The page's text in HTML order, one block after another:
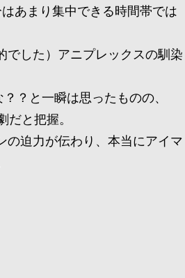
あまり集中できる時間帯では
でした）アニプレックスの馴染
？と一瞬は思ったものの、
と把握。
の迫力が伝わり、本当にアイマ